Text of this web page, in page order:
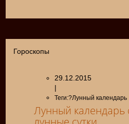
Гороскопы
29.12.2015
|
Теги:?Лунный календарь
Лунный календарь